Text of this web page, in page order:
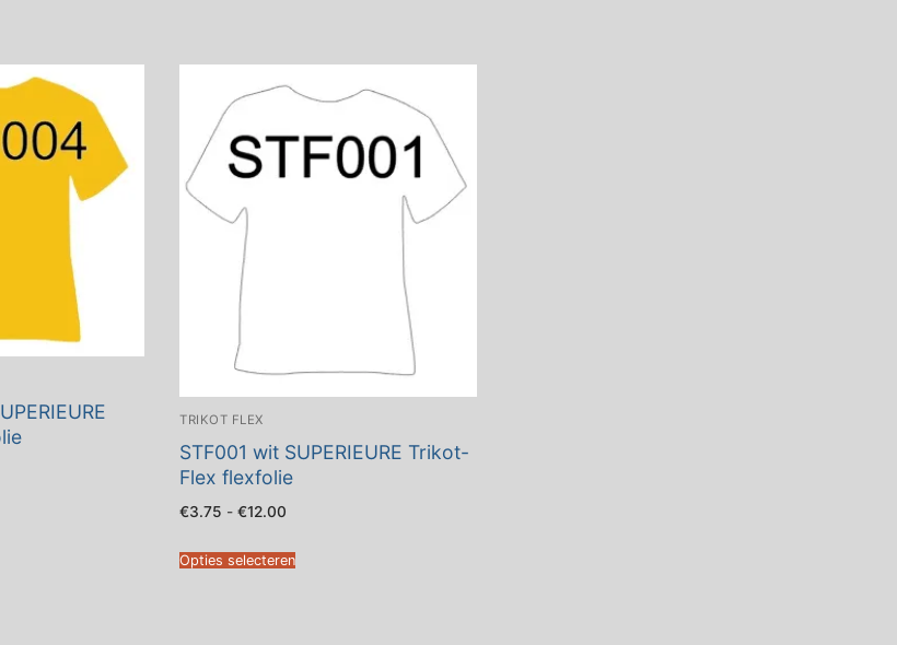
TRIKOT FLEX
STF001 wit SUPERIEURE Trikot-
Flex flexfolie
€3.75 - €12.00
€12.00
Opties selecteren